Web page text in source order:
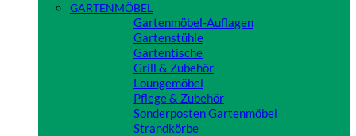
GARTENMÖBEL
Gartenmöbel-Auflagen
Gartenstühle
Gartentische
Grill & Zubehör
Loungemöbel
Pflege & Zubehör
Sonderposten Gartenmöbel
Strandkörbe